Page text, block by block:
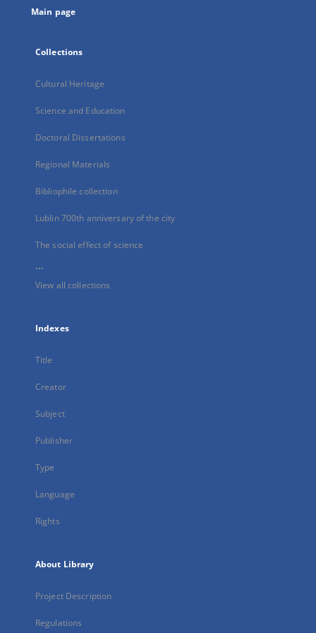
Main page
Collections
Cultural Heritage
Science and Education
Doctoral Dissertations
Regional Materials
Bibliophile collection
Lublin 700th anniversary of the city
The social effect of science
...
View all collections
Indexes
Title
Creator
Subject
Publisher
Type
Language
Rights
About Library
Project Description
Regulations